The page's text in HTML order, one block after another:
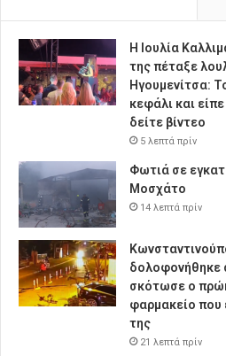
Η Ιουλία
της πέταξε
Ηγουμενίτσα:
κεφάλι και
δείτε βίντεο
5 λεπτά πρίν
Φωτιά σε
Μοσχάτο
14 λεπτά πρίν
δολοφονήθηκε
σκότωσε ο
φαρμακείο που
της
21 λεπτά πρίν